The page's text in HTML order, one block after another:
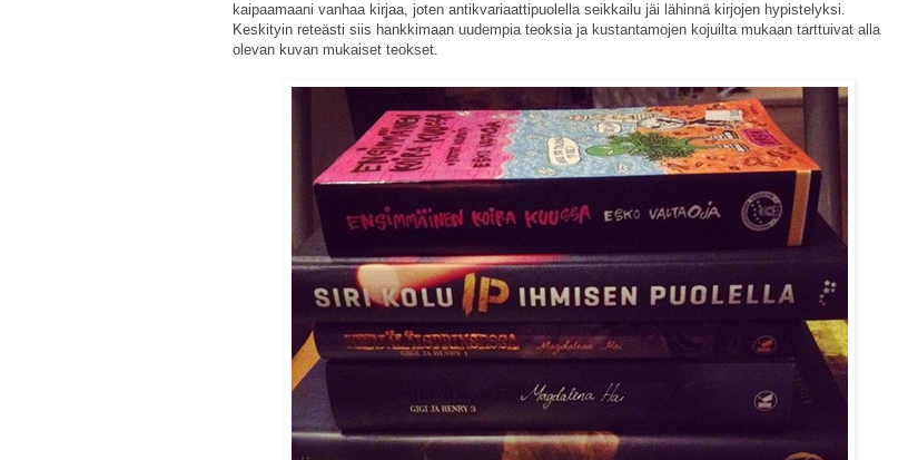
kaipaamaani vanhaa kirjaa, joten antikvariaattipuolella seikkailu jäi lähinnä kirjojen hypistelyksi.
Keskityin reteästi siis hankkimaan uudempia teoksia ja kustantamojen kojuilta mukaan tarttuivat alla
olevan kuvan mukaiset teokset.